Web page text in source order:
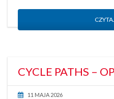
CYCLE PATHS –
11 MAJA 2026